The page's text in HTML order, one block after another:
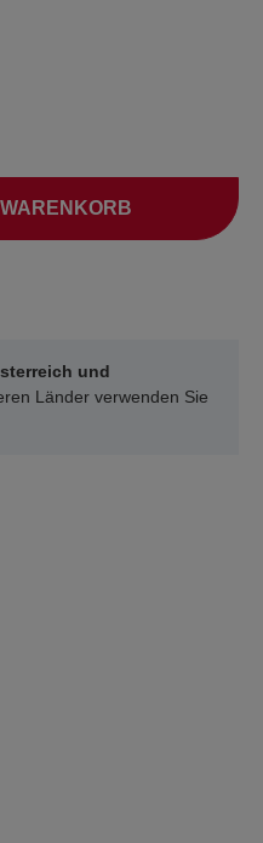
WARENKORB
und
Länder verwenden Sie